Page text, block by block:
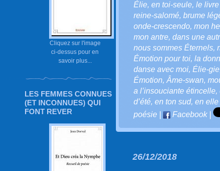
Cliquez sur l'image
ci-dessus pour en
savoir plus...
LES FEMMES CONNUES
(ET INCONNUES) QUI
FONT REVER
Élie, en toi-seule, le
reine-salomé, brume
onde-crescendo, mon
mon antre, dans une
nous sommes Éternels,
Émotion pour toi, la
danse avec moi, Élie-gie
Émotion, Âme-swan,
a l’insouciante étincelle,
d’été, en ton sud, en
poésie
Facebook|
26/12/2018